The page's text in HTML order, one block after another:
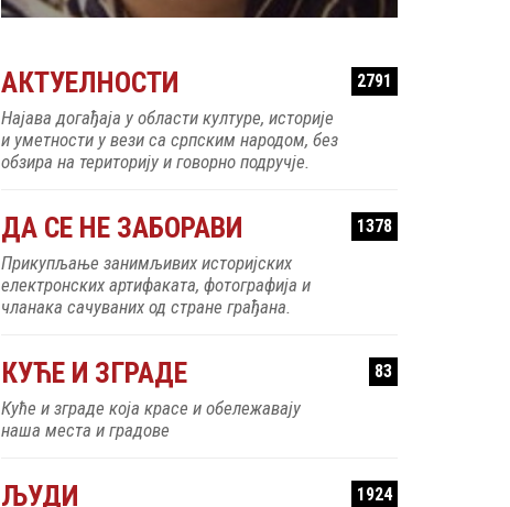
АКТУЕЛНОСТИ 2791
Најава догађаја у области културе, историје
и уметности у вези са српским народом, без
обзира на територију и говорно подручје.
ДА СЕ НЕ ЗАБОРАВИ 1378
Прикупљање занимљивих историјских
електронских артифаката, фотографија и
чланака сачуваних од стране грађана.
КУЋЕ И ЗГРАДЕ 83
Куће и зграде која красе и обележавају
наша места и градове
ЉУДИ 1924